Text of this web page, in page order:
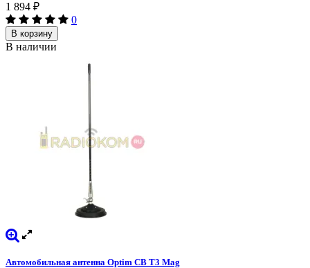
1 894 ₽
0
В корзину
В наличии
Автомобильная антенна Optim CB T3 Mag